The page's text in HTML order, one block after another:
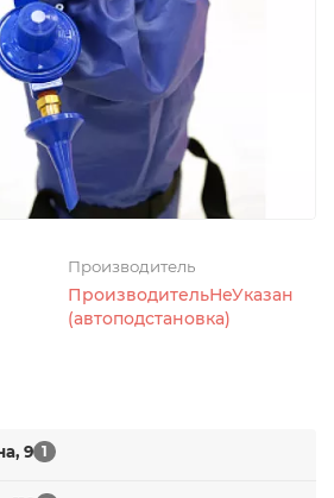
Производитель
ПроизводительНеУказан
(автоподстановка)
9 1